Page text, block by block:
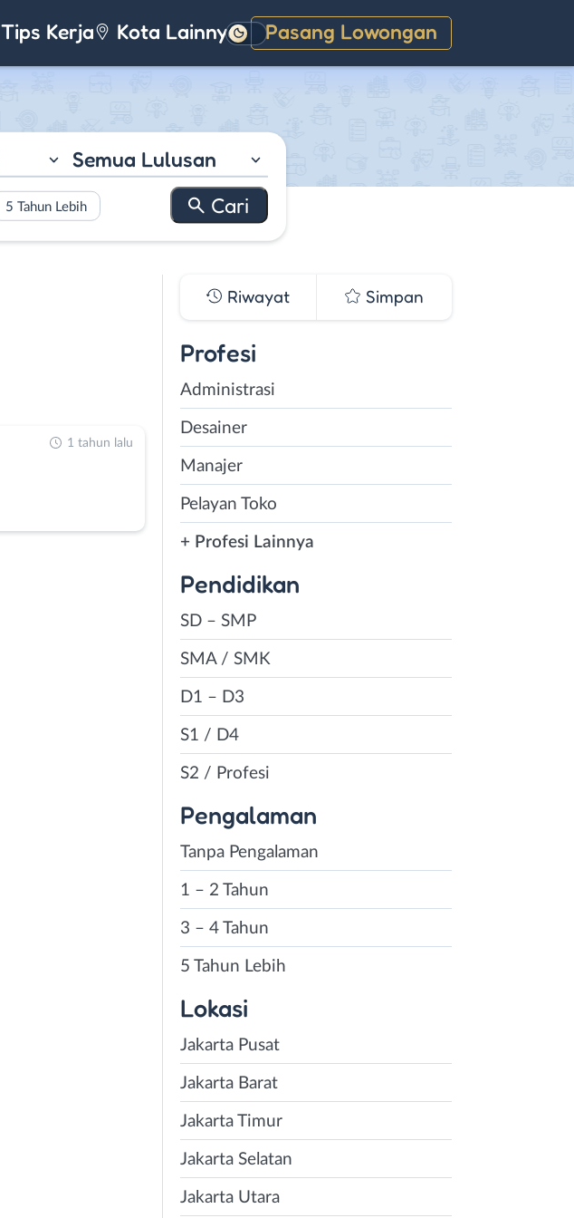
Tips Kerja Kota Lainnya Pasang Lowongan
Gelap
Semua Lulusan
5 Tahun Lebih
1 tahun lalu
Riwayat Simpan
Profesi
Administrasi
Desainer
Manajer
Pelayan Toko
+ Profesi Lainnya
Pendidikan
SD – SMP
SMA / SMK
D1 – D3
S1 / D4
S2 / Profesi
Pengalaman
Tanpa Pengalaman
1 – 2 Tahun
3 – 4 Tahun
5 Tahun Lebih
Lokasi
Jakarta Pusat
Jakarta Barat
Jakarta Timur
Jakarta Selatan
Jakarta Utara